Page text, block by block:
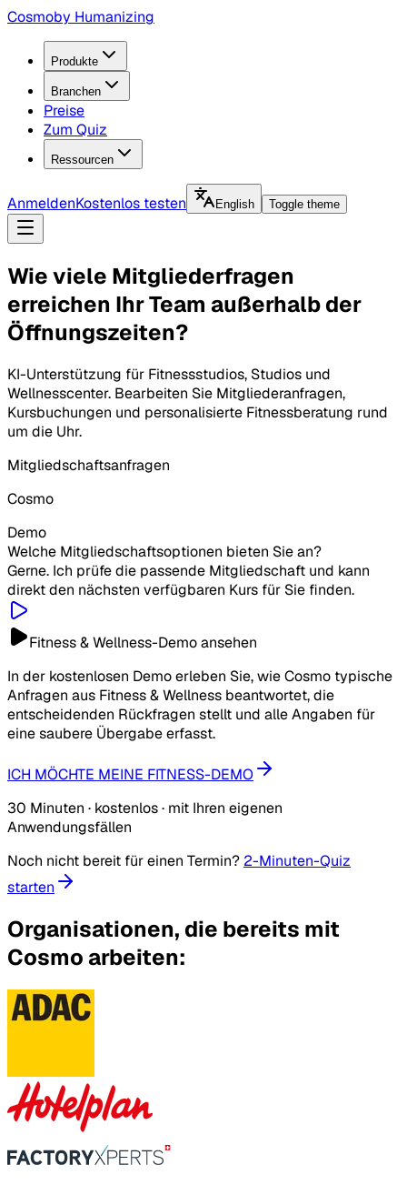
Cosmoby Humanizing
Produkte
Branchen
Preise
Zum Quiz
Ressourcen
AnmeldenKostenlos testen English Toggle theme
Wie viele Mitgliederfragen
erreichen Ihr Team außerhalb der
Öffnungszeiten?
KI-Unterstützung für Fitnessstudios, Studios und
Wellnesscenter. Bearbeiten Sie Mitgliederanfragen,
Kursbuchungen und personalisierte Fitnessberatung rund
um die Uhr.
Mitgliedschaftsanfragen
Cosmo
Demo
Welche Mitgliedschaftsoptionen bieten Sie an?
Gerne. Ich prüfe die passende Mitgliedschaft und kann
direkt den nächsten verfügbaren Kurs für Sie finden.
Fitness & Wellness-Demo ansehen
In der kostenlosen Demo erleben Sie, wie Cosmo typische
Anfragen aus Fitness & Wellness beantwortet, die
entscheidenden Rückfragen stellt und alle Angaben für
eine saubere Übergabe erfasst.
ICH MÖCHTE MEINE FITNESS-DEMO
30 Minuten · kostenlos · mit Ihren eigenen
Anwendungsfällen
Noch nicht bereit für einen Termin? 2-Minuten-Quiz
starten
Organisationen, die bereits mit
Cosmo arbeiten: